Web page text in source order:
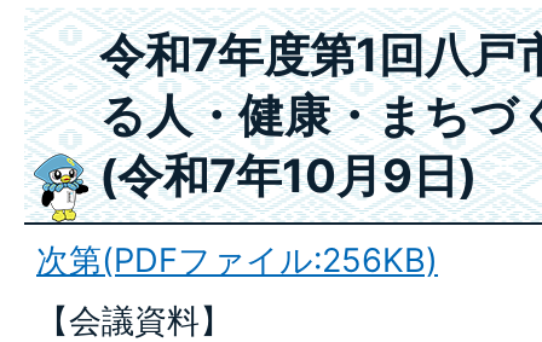
令和7年度第1回八戸
る人・健康・まちづ
(令和7年10月9日)
次第(PDFファイル:256KB)
【会議資料】